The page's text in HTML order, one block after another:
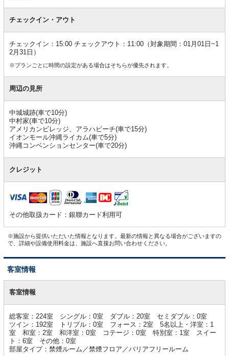
チェックイン・アウト
チェックイン：15:00 チェックアウト：11:00（対象期間：01月01日~1
2月31日）
※プランごとに時間の設定がある場合はそちらが優先されます。
周辺の見所
中城城跡(車で10分)
中村家(車で10分)
アメリカンビレッジ、アラハビーチ(車で15分)
イオンモール沖縄ライカム(車で5分)
沖縄コンベンションセンター(車で20分)
クレジット
その他取扱カード：銀聯カード利用可
※施設から提供いただいた情報となります。最新の情報と異なる場合がございますの
で、詳細や設備使用料金は、施設へ直接お問い合わせください。
客室情報
室客室情報
総客室：224室 シングル：0室 ダブル：20室 セミダブル：0室
ツイン：192室 トリプル：0室 フォース：2室 5名以上・洋室：1
室 和室：2室 和洋室：0室 コテージ：0室 特別室：1室 スイー
ト：6室 その他：0室
部屋タイプ：禁煙ルーム／禁煙フロア／バリアフリールーム